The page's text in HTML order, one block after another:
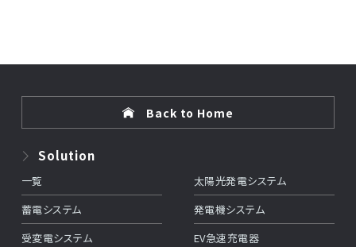
Back to Home
Solution
一覧
太陽光発電システム
蓄電システム
発電機システム
受変電システム
EV急速充電器